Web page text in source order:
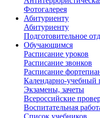
Фотогалерея
Абитуриенту
Абитуриенту
Подготовительное
Обучающимся
Расписание уроков
Расписание звонков
Расписание
Календарно-учебный
Экзамены, зачеты
Всероссийские
Воспитательная
Список учебников